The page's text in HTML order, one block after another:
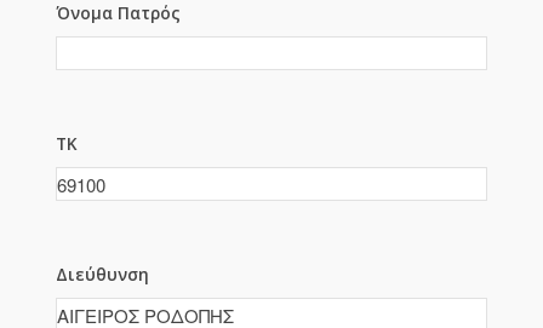
Όνομα Πατρός
ΤΚ
Διεύθυνση